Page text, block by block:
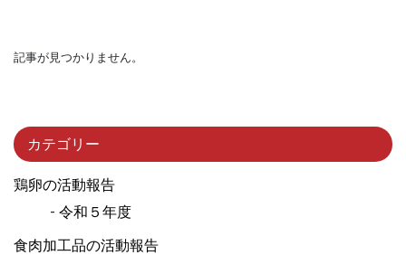
記事が見つかりません。
カテゴリー
鶏卵の活動報告
令和５年度
食肉加工品の活動報告